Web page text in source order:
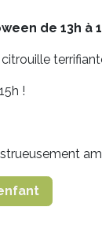
de 13h à
!